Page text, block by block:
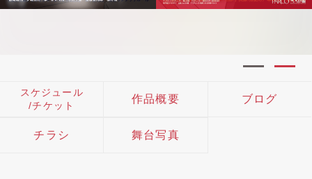
スケジュール
/チケット
作品概要 ブログ
チラシ 舞台写真